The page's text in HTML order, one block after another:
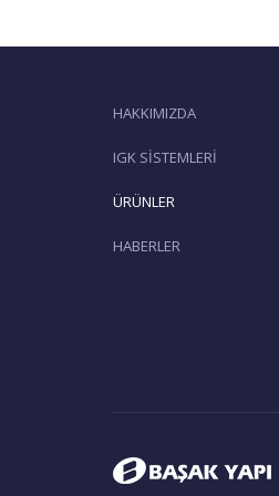
HAKKIMIZDA
IGK SİSTEMLERİ
ÜRÜNLER
HABERLER